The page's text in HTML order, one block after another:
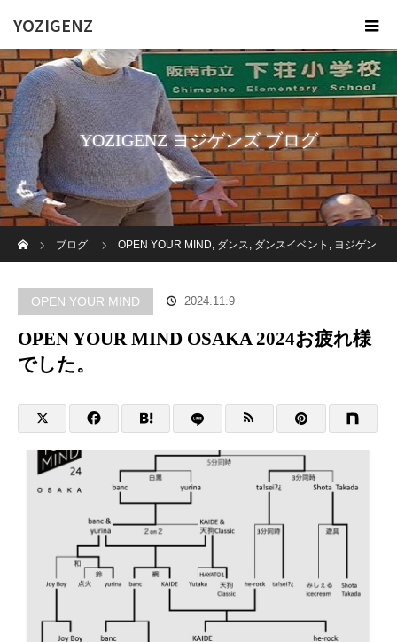
YOZIGENZ
YOZIGENZ ヨジゲンズ ブログ
ブログ
OPEN YOUR MIND, ダンス, ダンスイベント , ヨジゲン
れ様でした。
OPEN YOUR MIND 2024.11.9
OPEN YOUR MIND OSAKA 2024お疲れ様
でした。